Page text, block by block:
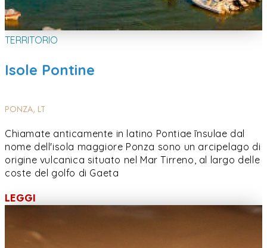
TERRITORIO
Isole Pontine
PONZA, LT
Chiamate anticamente in latino Pontiae īnsulae dal
nome dell'isola maggiore Ponza sono un arcipelago di
origine vulcanica situato nel Mar Tirreno, al largo delle
coste del golfo di Gaeta
LEGGI